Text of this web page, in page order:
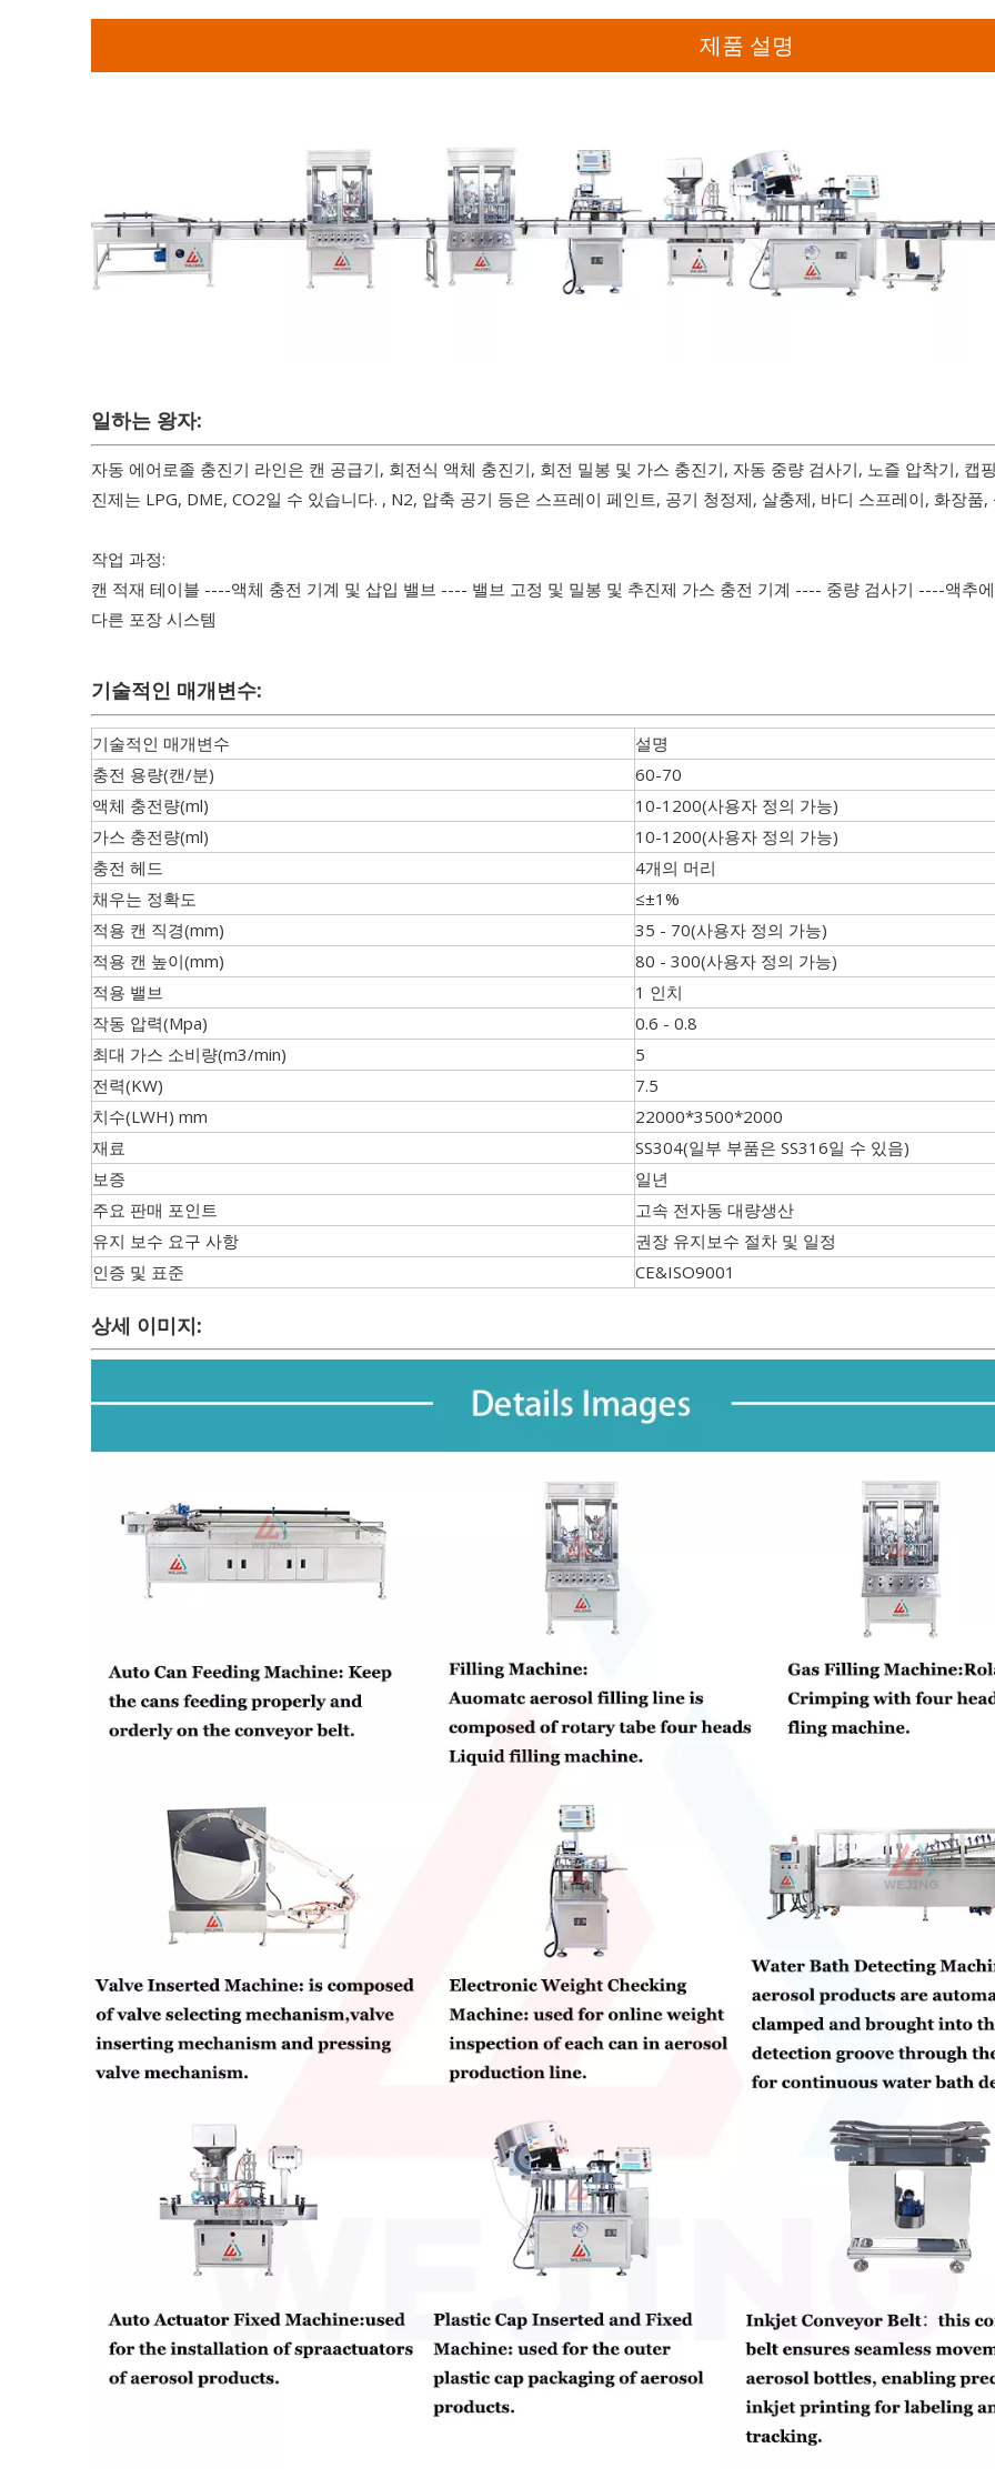
제품 설명
일하는 왕자:
자동 에어로졸 충진기 라인은 캔 공급기, 회전식 액체 충진기, 회전 밀봉 및 가스 충진기, 자동 중량 검사기, 노즐 압착기, 캡
진제는 LPG, DME, CO2일 수 있습니다. , N2, 압축 공기 등은 스프레이 페인트, 공기 청정제, 살충제, 바디 스프레이, 화장품
작업 과정:
캔 적재 테이블 ----액체 충전 기계 및 삽입 밸브 ---- 밸브 고정 및 밀봉 및 추진제 가스 충전 기계 ---- 중량 검사기 ----액
다른 포장 시스템
기술적인 매개변수:
기술적인 매개변수
설명
충전 용량(캔/분)
60-70
액체 충전량(ml)
10-1200(사용자 정의 가능)
가스 충전량(ml)
10-1200(사용자 정의 가능)
충전 헤드
4개의 머리
채우는 정확도
≤±1%
적용 캔 직경(mm)
35 - 70(사용자 정의 가능)
적용 캔 높이(mm)
80 - 300(사용자 정의 가능)
적용 밸브
1 인치
작동 압력(Mpa)
0.6 - 0.8
최대 가스 소비량(m3/min)
5
전력(KW)
7.5
치수(LWH) mm
22000*3500*2000
재료
SS304(일부 부품은 SS316일 수 있음)
보증
일년
주요 판매 포인트
고속 전자동 대량생산
유지 보수 요구 사항
권장 유지보수 절차 및 일정
인증 및 표준
CE&ISO9001
상세 이미지: